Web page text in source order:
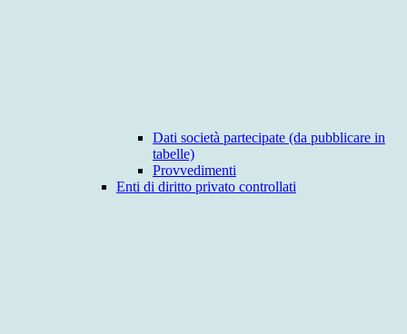
Dati società partecipate (da pubblicare in
tabelle)
Provvedimenti
Enti di diritto privato controllati